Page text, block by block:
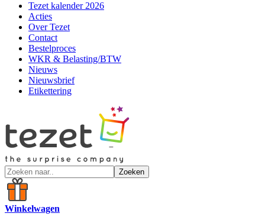
Tezet kalender 2026
Acties
Over Tezet
Contact
Bestelproces
WKR & Belasting/BTW
Nieuws
Nieuwsbrief
Etikettering
Zoeken
Winkelwagen